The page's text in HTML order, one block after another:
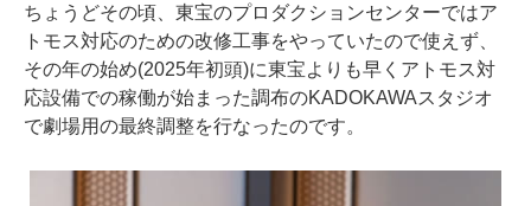
ちょうどその頃、東宝のプロダクションセンターではア
トモス対応のための改修工事をやっていたので使えず、
その年の始め(2025年初頭)に東宝よりも早くアトモス対
応設備での稼働が始まった調布のKADOKAWAスタジオ
で劇場用の最終調整を行なったのです。